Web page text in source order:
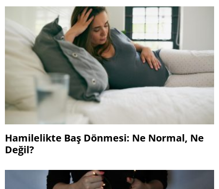
Hamilelikte Baş Dönmesi: Ne Normal, Ne
Değil?